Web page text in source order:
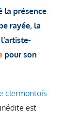
la présence
rayée, la
pour son
clermontois
est